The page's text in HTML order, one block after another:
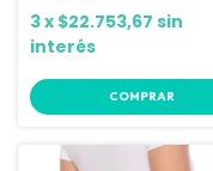
3x $22.753,67 sin
interés
COMPRAR